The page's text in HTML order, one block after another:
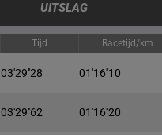
UITSLAG
Tijd Racetijd/km
03'29''28 01'16''10
03'29''62 01'16''20